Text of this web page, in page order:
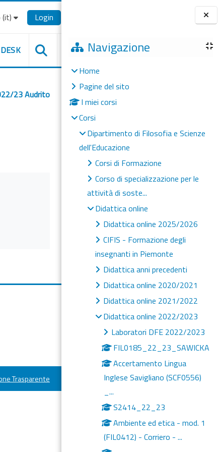
Blocchi
Navigazione
Home
Pagine del sito
I miei corsi
Corsi
Dipartimento di Filosofia e Scienze
dell'Educazione
Corsi di Formazione
Corso di specializzazione per le
attività di soste...
Didattica online
Didattica online 2025/2026
CIFIS - Formazione degli
insegnanti in Piemonte
Didattica anni precedenti
Didattica online 2020/2021
Didattica online 2021/2022
Didattica online 2022/2023
Laboratori DFE 2022/2023
FIL0185_22_23_SAWICKA
Accertamento Lingua
Inglese Savigliano (SCF0556)
_...
S2414_22_23
Ambiente ed etica - mod. 1
(FIL0412) - Corriero - ...
‎(it)‎ Login
23 Audrito
Trasparente